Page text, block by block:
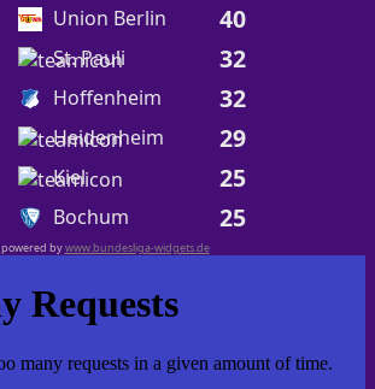
Union Berlin 40
St. Pauli 32
Hoffenheim 32
Heidenheim 29
Kiel 25
Bochum 25
powered bywww.bundesliga-widgets.de